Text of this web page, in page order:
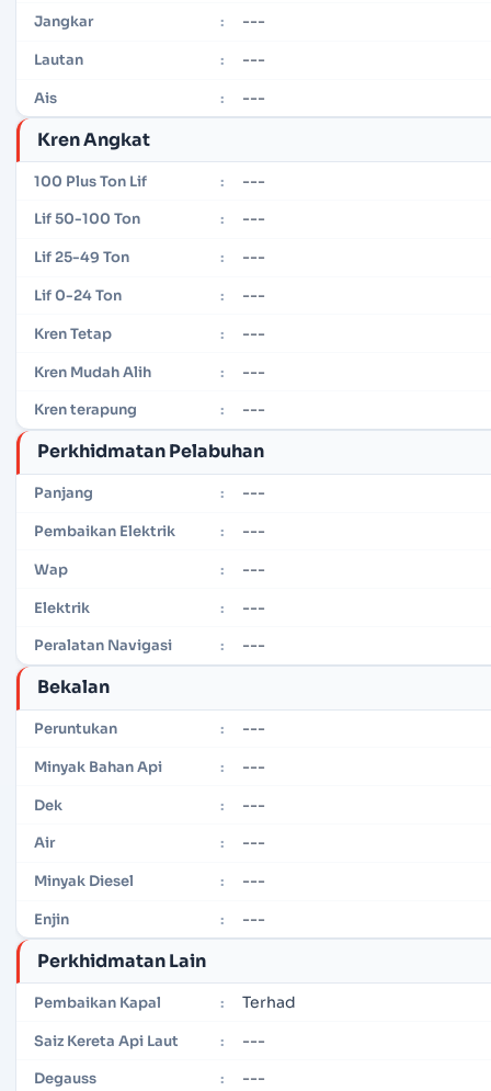
Jangkar : ---
Lautan : ---
Ais : ---
Kren Angkat
100 Plus Ton Lif : ---
Lif 50-100 Ton : ---
Lif 25-49 Ton : ---
Lif 0-24 Ton : ---
Kren Tetap : ---
Kren Mudah Alih : ---
Kren terapung : ---
Perkhidmatan Pelabuhan
Panjang : ---
Pembaikan Elektrik : ---
Wap : ---
Elektrik : ---
Peralatan Navigasi : ---
Bekalan
Peruntukan : ---
Minyak Bahan Api : ---
Dek : ---
Air : ---
Minyak Diesel : ---
Enjin : ---
Perkhidmatan Lain
Pembaikan Kapal : Terhad
Saiz Kereta Api Laut : ---
Degauss : ---